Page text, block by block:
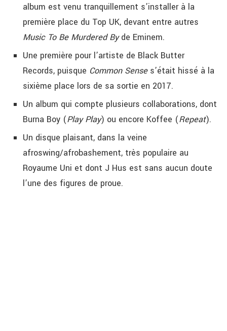
album est venu tranquillement s’installer à la
première place du Top UK, devant entre autres
Music To Be Murdered Byde Eminem.
Une première pour l’artiste de Black Butter
Records, puisque Common Senses’était hissé à la
sixième place lors de sa sortie en 2017.
Un album qui compte plusieurs collaborations, dont
Burna Boy (Play Play) ou encore Koffee (Repeat).
Un disque plaisant, dans la veine
afroswing/afrobashement, très populaire au
Royaume Uni et dont J Hus est sans aucun doute
l’une des figures de proue.